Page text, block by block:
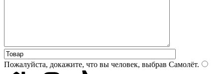
Пожалуйста, докажите, что вы человек, выбрав Самолёт.